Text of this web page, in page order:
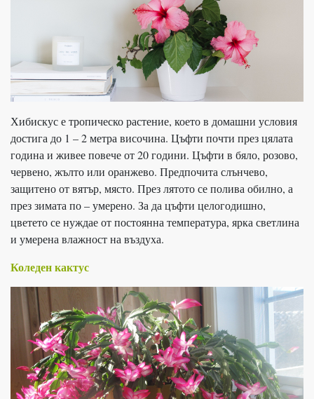
Хибискус е тропическо растение, което в домашни условия
достига до 1 – 2 метра височина. Цъфти почти през цялата
година и живее повече от 20 години. Цъфти в бяло, розово,
червено, жълто или оранжево. Предпочита слънчево,
защитено от вятър, място. През лятото се полива обилно, а
през зимата по – умерено. За да цъфти целогодишно,
цветето се нуждае от постоянна температура, ярка светлина
и умерена влажност на въздуха.
Коледен кактус